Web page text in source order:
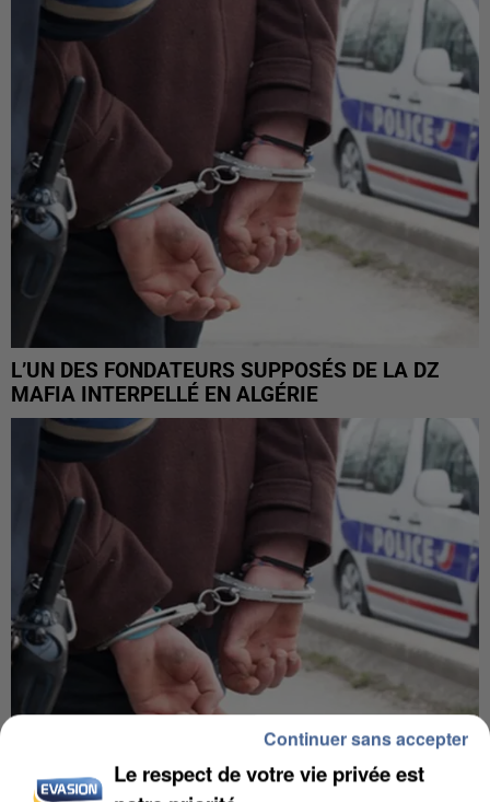
L’UN DES FONDATEURS SUPPOSÉS DE LA DZ
MAFIA INTERPELLÉ EN ALGÉRIE
UN SECOND CADRE DE LA DZ MAFIA
Le respect de votre vie privée est
Continuer sans accepter